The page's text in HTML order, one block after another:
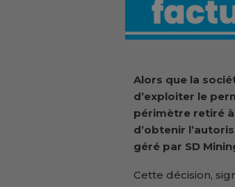
Alors que la
d’exploiter le
périmètre retiré à
d’obtenir
géré par SD
Cette décision,